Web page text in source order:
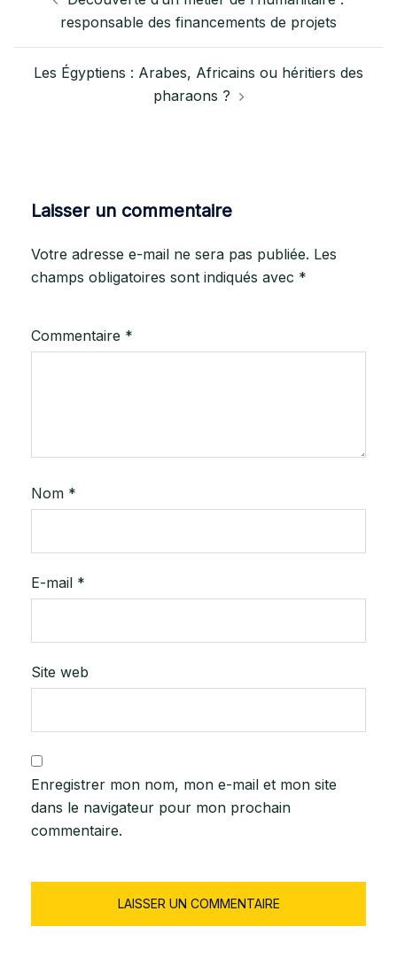
responsable des financements de projets
Les Égyptiens : Arabes, Africains ou héritiers des
pharaons ?
Laisser un commentaire
Votre adresse e-mail ne sera pas publiée. Les
champs obligatoires sont indiqués avec *
Commentaire *
Nom *
E-mail *
Site web
Enregistrer mon nom, mon e-mail et mon site
dans le navigateur pour mon prochain
commentaire.